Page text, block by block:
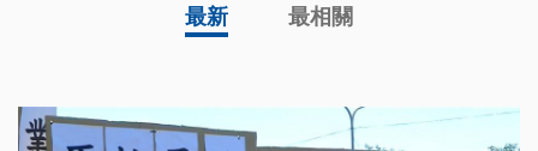
最新 最相關